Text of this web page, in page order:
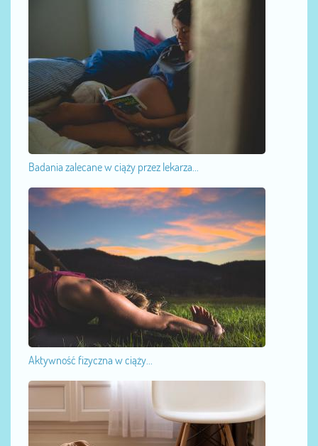
Badania zalecane w ciąży przez lekarza...
Aktywność fizyczna w ciąży...